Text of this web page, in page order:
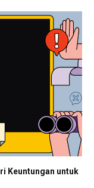
Keuntungan untuk